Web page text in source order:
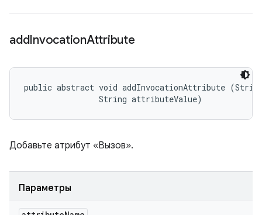
addInvocationAttribute
public abstract void addInvocationAttribute
                String attributeValue)
Добавьте атрибут «Вызов».
Параметры